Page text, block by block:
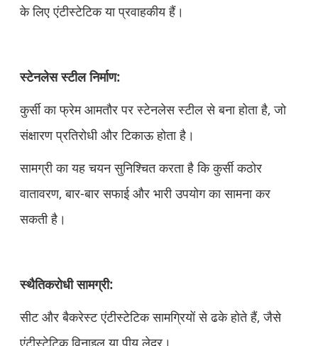
के लिए एंटीस्टेटिक या प्रवाहकीय हैं।
स्टेनलेस स्टील निर्माण:
कुर्सी का फ्रेम आमतौर पर स्टेनलेस स्टील से बना होता है, जो
संक्षारण प्रतिरोधी और टिकाऊ होता है।
सामग्री का यह चयन सुनिश्चित करता है कि कुर्सी कठोर
वातावरण, बार-बार सफाई और भारी उपयोग का सामना कर
सकती है।
स्थैतिकरोधी सामग्री:
सीट और बैकरेस्ट एंटीस्टेटिक सामग्रियों से ढके होते हैं, जैसे